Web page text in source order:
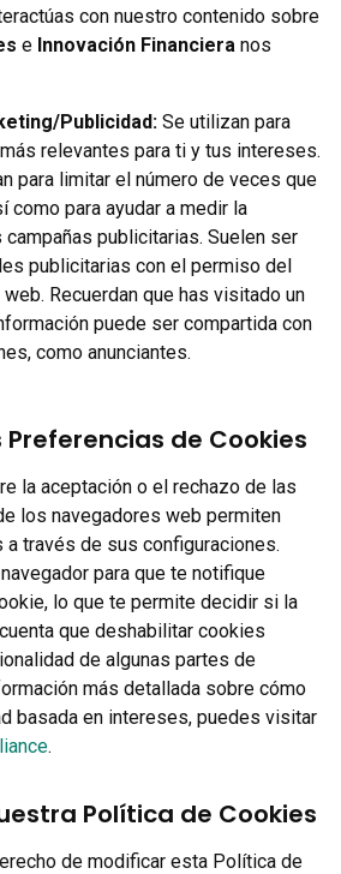
con nuestro contenido sobre
e Innovación Financiera nos
Publicidad: Se utilizan para
relevantes para ti y tus intereses.
para limitar el número de veces que
como para ayudar a medir la
publicitarias. Suelen ser
publicitarias con el permiso del
Recuerdan que has visitado un
puede ser compartida con
como anunciantes.
de Cookies
la aceptación o el rechazo de las
los navegadores web permiten
través de sus configuraciones.
para que te notifique
lo que te permite decidir si la
que deshabilitar cookies
de algunas partes de
más detallada sobre cómo
basada en intereses, puedes visitar
.
Política de Cookies
de modificar esta Política de